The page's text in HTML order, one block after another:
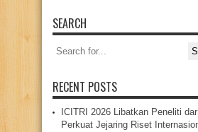
SEARCH
Search
for:
RECENT POSTS
ICITRI 2026 Libatkan Peneliti
Perkuat Jejaring Riset